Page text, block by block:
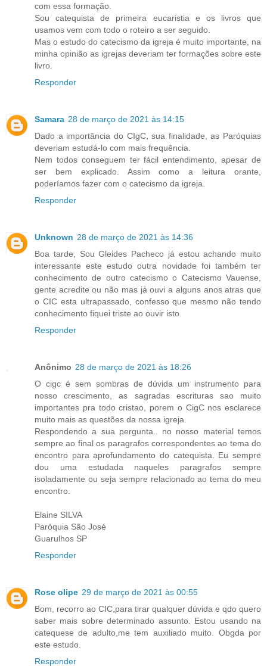
com essa formação.
Sou catequista de primeira eucaristia e os livros que
usamos vem com todo o roteiro a ser seguido.
Mas o estudo do catecismo da igreja é muito importante, na
minha opinião as igrejas deveriam ter formações sobre este
livro.
Responder
Samara 28 de março de 2021 às 14:15
Dado a importância do CIgC, sua finalidade, as Paróquias
deveriam estudá-lo com mais frequência.
Nem todos conseguem ter fácil entendimento, apesar de
ser bem explicado. Assim como a leitura orante,
poderíamos fazer com o catecismo da igreja.
Responder
Unknown 28 de março de 2021 às 14:36
Boa tarde, Sou Gleides Pacheco já estou achando muito
interessante este estudo outra novidade foi também ter
conhecimento de outro catecismo o Catecismo Vauense,
gente acredite ou não mas já ouvi a alguns anos atras que
o CIC esta ultrapassado, confesso que mesmo não tendo
conhecimento fiquei triste ao ouvir isto.
Responder
Anônimo 28 de março de 2021 às 18:26
O cigc é sem sombras de dúvida um instrumento para
nosso crescimento, as sagradas escrituras sao muito
importantes pra todo cristao, porem o CigC nos esclarece
muito mais as questões da nossa igreja.
Respondendo a sua pergunta.. no nosso material temos
sempre ao final os paragrafos correspondentes ao tema do
encontro para aprofundamento do catequista. Eu sempre
dou uma estudada naqueles paragrafos sempre
isoladamente ou seja sempre relacionado ao tema do meu
encontro.
Elaine SILVA
Paróquia São José
Guarulhos SP
Responder
Rose olipe 29 de março de 2021 às 00:55
Bom, recorro ao CIC,para tirar qualquer dúvida e qdo quero
saber mais sobre determinado assunto. Estou usando na
catequese de adulto,me tem auxiliado muito. Obgda por
este estudo.
Responder